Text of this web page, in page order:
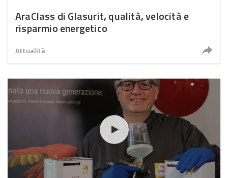
AraClass di Glasurit, qualità, velocità e
risparmio energetico
Attualità